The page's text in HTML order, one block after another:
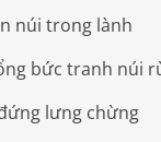
núi trong lành
bức tranh núi
lưng chừng